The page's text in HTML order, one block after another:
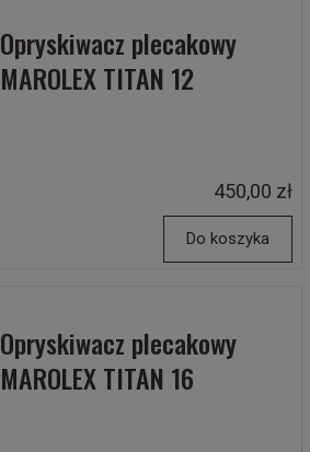
Opryskiwacz plecakowy
MAROLEX TITAN 12
450,00 zł
Do koszyka
Opryskiwacz plecakowy
MAROLEX TITAN 16